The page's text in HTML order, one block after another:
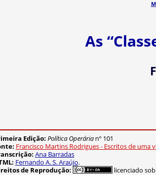
As
Edição: Política Operária nº 101
Francisco Martins Rodrigues - Escritos de uma
Ana Barradas
Fernando A. S. Araújo.
de Reprodução:
licenciado